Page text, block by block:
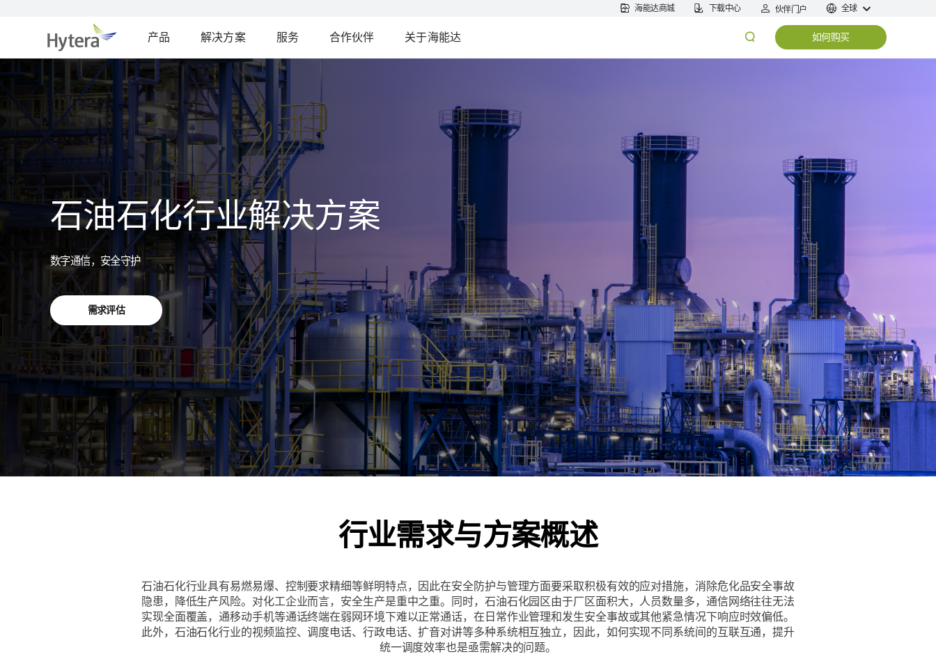
海能达商城 下载中心 伙伴门户 全球
产品 解决方案 服务 合作伙伴 关于海能达 如何购买
石油石化行业解决方案
数字通信，安全守护
需求评估
行业需求与方案概述
石油石化行业具有易燃易爆、控制要求精细等鲜明特点，因此在安全防护与管理方面要采取积极有效的应对措施，消除危化品安全事故
隐患，降低生产风险。对化工企业而言，安全生产是重中之重。同时，石油石化园区由于厂区面积大，人员数量多，通信网络往往无法
实现全面覆盖，通移动手机等通话终端在弱网环境下难以正常通话，在日常作业管理和发生安全事故或其他紧急情况下响应时效偏低。
此外，石油石化行业的视频监控、调度电话、行政电话、扩音对讲等多种系统相互独立，因此，如何实现不同系统间的互联互通，提升
统一调度效率也是亟需解决的问题。